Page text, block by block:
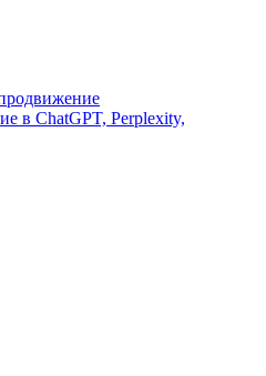
в ChatGPT, Perplexity,